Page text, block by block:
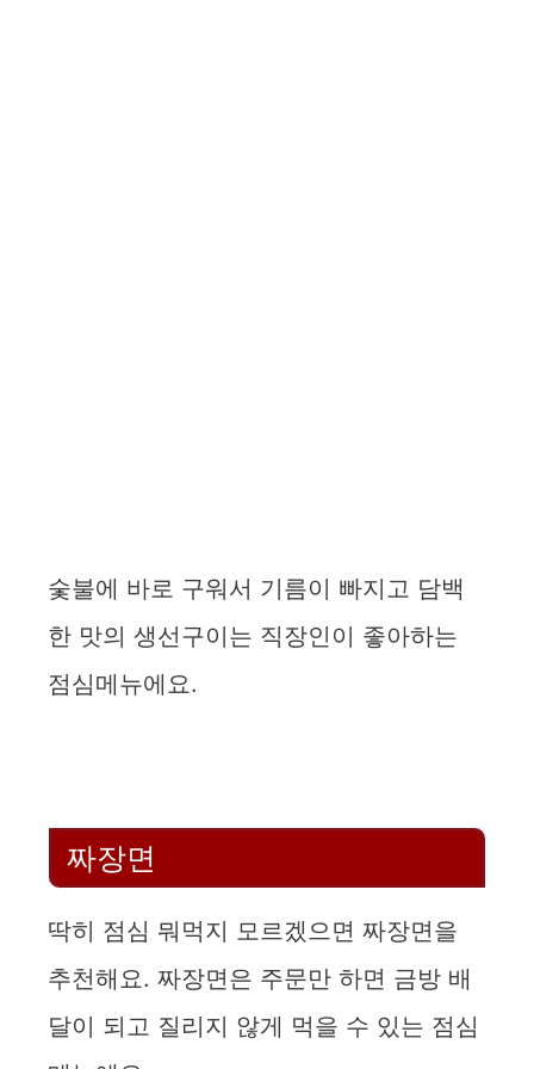
숯불에 바로 구워서 기름이 빠지고 담백
한 맛의 생선구이는 직장인이 좋아하는
점심메뉴에요.
짜장면
딱히 점심 뭐먹지 모르겠으면 짜장면을
추천해요. 짜장면은 주문만 하면 금방 배
달이 되고 질리지 않게 먹을 수 있는 점심